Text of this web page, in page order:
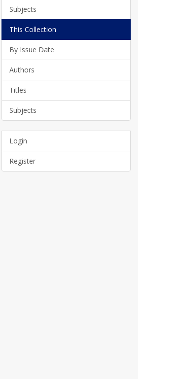
Subjects
This Collection
By Issue Date
Authors
Titles
Subjects
Login
Register